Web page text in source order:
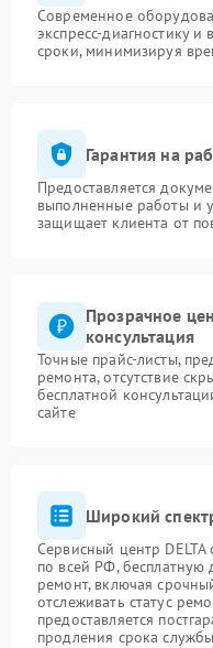
Современное
экспресс-диагностику
сроки, минимизируя
Гарантия на
Предоставляется
выполненные работы и
защищает клиента от
Прозрачное
консультация
Точные прайс-листы,
ремонта, отсутствие
бесплатной
сайте
Широкий
Сервисный центр DELTA
по всей РФ, бесплатную
ремонт, включая
отслеживать статус
предоставляется
продления срока